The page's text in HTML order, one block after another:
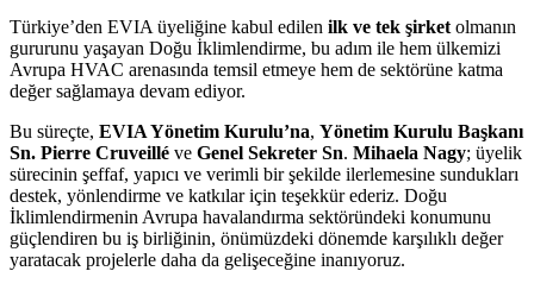
Türkiye’den EVIA üyeliğine kabul edilen ilk ve tek şirket olmanın
gururunu yaşayan Doğu İklimlendirme, bu adım ile hem ülkemizi
Avrupa HVAC arenasında temsil etmeye hem de sektörüne katma
değer sağlamaya devam ediyor.
Bu süreçte, EVIA Yönetim Kurulu’na, Yönetim Kurulu Başkanı
Sn. Pierre Cruveillé ve Genel Sekreter Sn. Mihaela Nagy; üyelik
sürecinin şeffaf, yapıcı ve verimli bir şekilde ilerlemesine sundukları
destek, yönlendirme ve katkılar için teşekkür ederiz. Doğu
İklimlendirmenin Avrupa havalandırma sektöründeki konumunu
güçlendiren bu iş birliğinin, önümüzdeki dönemde karşılıklı değer
yaratacak projelerle daha da gelişeceğine inanıyoruz.